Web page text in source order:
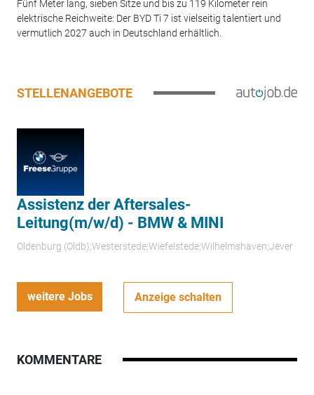
Fünf Meter lang, sieben Sitze und bis zu 119 Kilometer rein
elektrische Reichweite: Der BYD Ti 7 ist vielseitig talentiert und
vermutlich 2027 auch in Deutschland erhältlich.
STELLENANGEBOTE
Assistenz der Aftersales-
Leitung(m/w/d) - BMW & MINI
Oldenburg (Oldb);Westerstede;Wiefelstede;Wilhelmshaven;Jever
weitere Jobs Anzeige schalten
KOMMENTARE